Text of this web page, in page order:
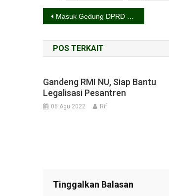
Navigasi
pos
Masuk Gedung DPRD DIY Wajib Penuhi Protkes
POS TERKAIT
Gandeng RMI NU, Siap Bantu
Legalisasi Pesantren
06 Agu 2022 Rif
Tinggalkan Balasan